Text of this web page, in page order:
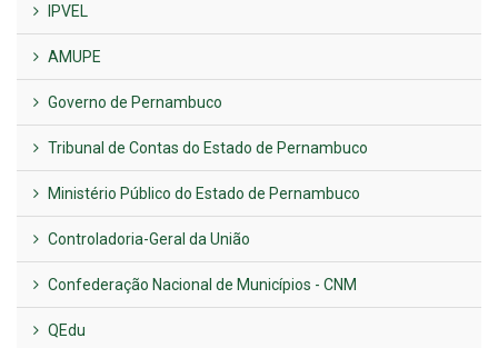
IPVEL
AMUPE
Governo de Pernambuco
Tribunal de Contas do Estado de Pernambuco
Ministério Público do Estado de Pernambuco
Controladoria-Geral da União
Confederação Nacional de Municípios - CNM
QEdu